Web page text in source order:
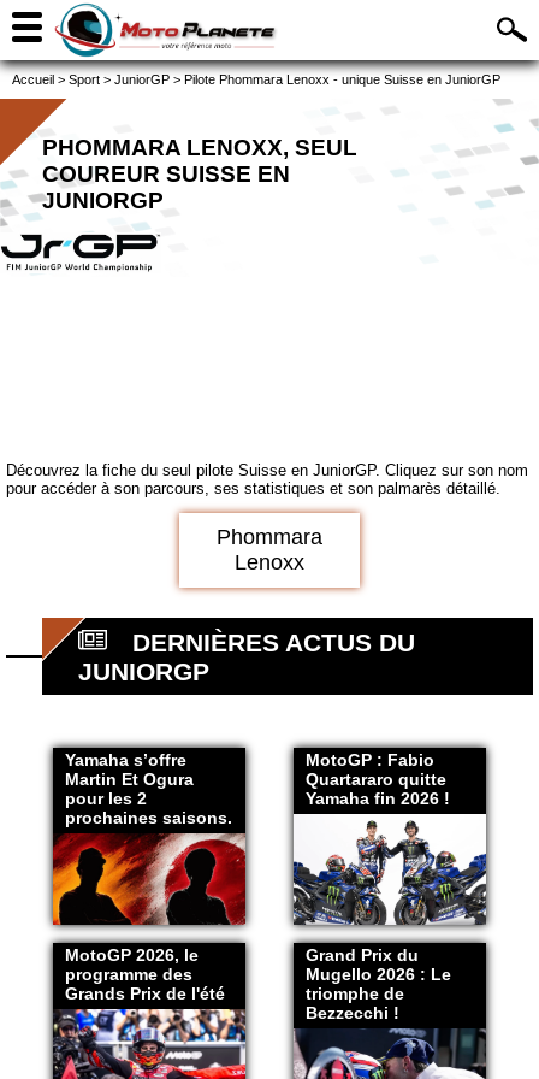
Accueil > Sport > JuniorGP > Pilote Phommara Lenoxx - unique Suisse en JuniorGP
PHOMMARA LENOXX, SEUL
COUREUR SUISSE EN
JUNIORGP
Découvrez la fiche du seul pilote Suisse en JuniorGP. Cliquez sur son nom
pour accéder à son parcours, ses statistiques et son palmarès détaillé.
Phommara
Lenoxx
DERNIÈRES ACTUS DU
JUNIORGP
Yamaha s’offre
Martin Et Ogura
pour les 2
prochaines saisons.
MotoGP : Fabio
Quartararo quitte
Yamaha fin 2026 !
MotoGP 2026, le
programme des
Grands Prix de l'été
Grand Prix du
Mugello 2026 : Le
triomphe de
Bezzecchi !